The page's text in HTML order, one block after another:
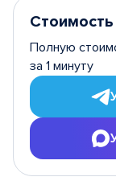
Стоимость
Полную
за 1 минуту